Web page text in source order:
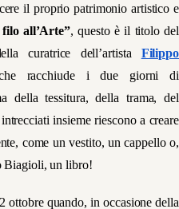
il proprio patrimonio artistico e
all’Arte”, questo è il titolo del
curatrice dell’artista Filippo
racchiude i due giorni di
della tessitura, della trama, del
insieme riescono a creare
come un vestito, un cappello o,
Biagioli, un libro!
ottobre quando, in occasione della